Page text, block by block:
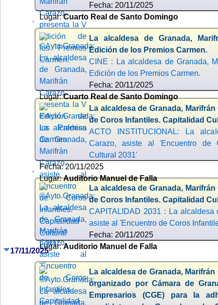
Fecha: 20/11/2025
Lugar:Cuarto Real de Santo Domingo
,
La alcaldesa de Granada,
Edición de los Premios Carmen.
CINE : La alcaldesa de Granada,
Edición de los Premios Carmen.
Fecha: 20/11/2025
Lugar:Cuarto Real de Santo Domingo
La alcaldesa de Granada,
de Coros Infantiles. Capitalidad
ACTO INSTITUCIONAL: La
Carazo, asiste al 'Encuentro de
Cultural 2031'
Fecha: 20/11/2025
Lugar:Auditorio Manuel de Falla
,
La alcaldesa de Granada,
de Coros Infantiles. Capitalidad
CAPITALIDAD 2031 : La alcaldesa
asiste al 'Encuentro de Coros
Fecha: 20/11/2025
Lugar:Auditorio Manuel de Falla
17/11/2025
La alcaldesa de Granada,
organizado por Cámara de
Empresarios (CGE) para la